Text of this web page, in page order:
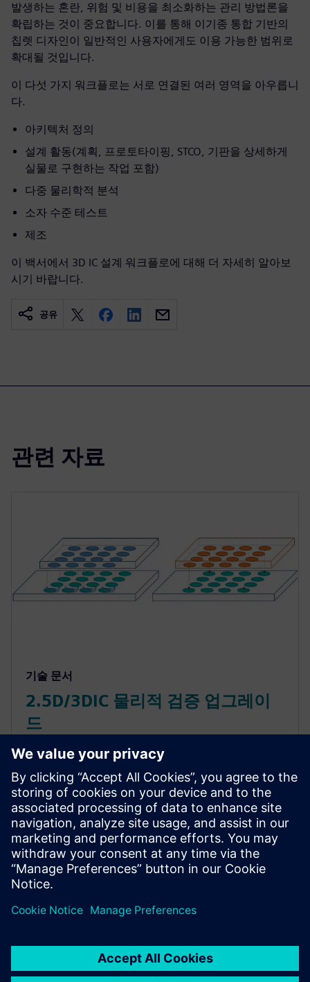
발생하는 혼란, 위험 및 비용을 최소화하는 관리 방법론을
확립하는 것이 중요합니다. 이를 통해 이기종 통합 기반의
칩렛 디자인이 일반적인 사용자에게도 이용 가능한 범위로
확대될 것입니다.
이 다섯 가지 워크플로는 서로 연결된 여러 영역을 아우릅니
다.
아키텍처 정의
설계 활동(계획, 프로토타이핑, STCO, 기판을 상세하게
실물로 구현하는 작업 포함)
다중 물리학적 분석
소자 수준 테스트
제조
이 백서에서 3D IC 설계 워크플로에 대해 더 자세히 알아보
시기 바랍니다.
공유
관련 자료
기술 문서
2.5D/3DIC 물리적 검증 업그레이
드
IC 설계 분야 중에서도 멀티 다이, 멀티 칩렛(multi-
chiplet) 적층 구성을 다루는 설계자라면 한층 강화된
Calibre 3DSTACK 물리적 검증 검사를 사용하여 다이
정렬을 확인해 적절하게 연결되어 전기 작동 방식이
올바른지 알아볼 수 있습니다. 또한, 사전 검사 모드를
사용하면 실행 전 구현 실수와 시스템 오류를 찾아낼
수 있습니다.